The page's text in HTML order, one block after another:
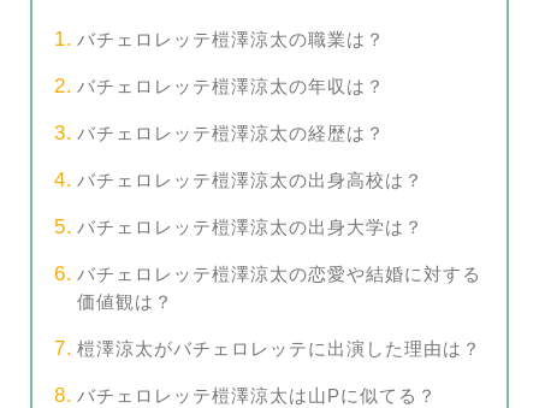
バチェロレッテ榿澤涼太の職業は？
バチェロレッテ榿澤涼太の年収は？
バチェロレッテ榿澤涼太の経歴は？
バチェロレッテ榿澤涼太の出身高校は？
バチェロレッテ榿澤涼太の出身大学は？
バチェロレッテ榿澤涼太の恋愛や結婚に対する
価値観は？
榿澤涼太がバチェロレッテに出演した理由は？
バチェロレッテ榿澤涼太は山Pに似てる？